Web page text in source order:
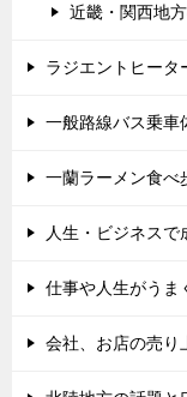
近畿・関西地
ラジエントヒータ
一般路線バス乗車
一蘭ラーメン食べ
人生・ビジネスで
仕事や人生がうま
会社、お店の売り